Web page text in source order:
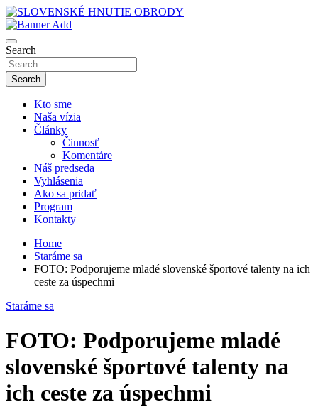
Skip
to
content
SLOVENSKÉ HNUTIE OBRODY
Search
Search
Kto sme
Naša vízia
Články
Činnosť
Komentáre
Náš predseda
Vyhlásenia
Ako sa pridať
Program
Kontakty
Home
Staráme sa
FOTO: Podporujeme mladé slovenské športové talenty na ich
ceste za úspechmi
Staráme sa
FOTO: Podporujeme mladé
slovenské športové talenty na
ich ceste za úspechmi